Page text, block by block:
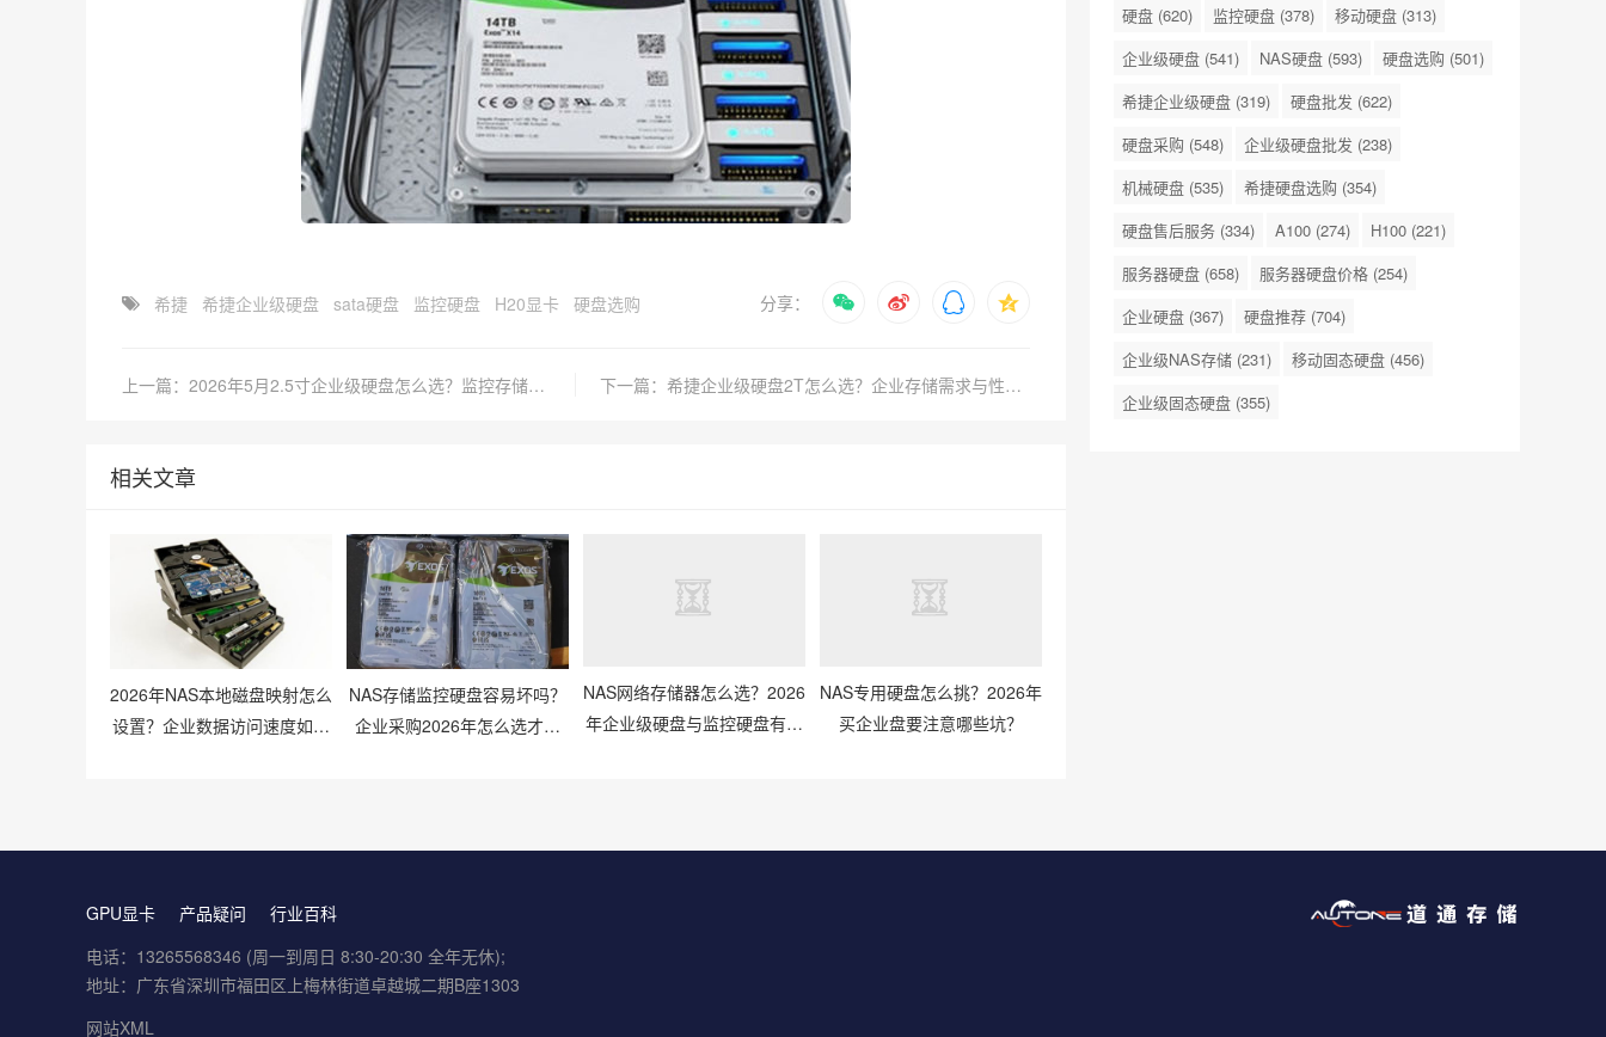
希捷 希捷企业级硬盘 sata硬盘 监控硬盘 H20显卡 硬盘选购 分享：
上一篇：2026年5月2.5寸企业级硬盘怎么选？监控存储和NAS兼容性要注意啥？ 下一篇：希捷企业级硬盘2T怎么选？企业存储需求与性价比平衡指南
相关文章
2026年NAS本地磁盘映射怎么
设置？企业数据访问速度如何
NAS存储监控硬盘容易坏吗？
企业采购2026年怎么选才靠
NAS网络存储器怎么选？2026
年企业级硬盘与监控硬盘有什
NAS专用硬盘怎么挑？2026年
买企业盘要注意哪些坑？
硬盘 (620) 监控硬盘 (378) 移动硬盘 (313)
企业级硬盘 (541) NAS硬盘 (593) 硬盘选购 (501)
希捷企业级硬盘 (319) 硬盘批发 (622)
硬盘采购 (548) 企业级硬盘批发 (238)
机械硬盘 (535) 希捷硬盘选购 (354)
硬盘售后服务 (334) A100 (274) H100 (221)
服务器硬盘 (658) 服务器硬盘价格 (254)
企业硬盘 (367) 硬盘推荐 (704)
企业级NAS存储 (231) 移动固态硬盘 (456)
企业级固态硬盘 (355)
GPU显卡 产品疑问
行业百科
电话：13265568346 (周一到周日 8:30-20:30 全年无休);
地址：广东省深圳市福田区上梅林街道卓越城二期B座1303
网站XML